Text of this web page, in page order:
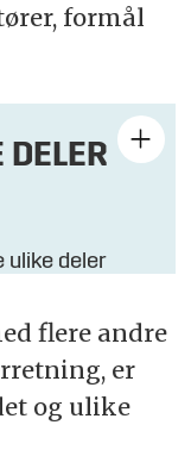
formål
DELER
ulike deler
flere andre
er
og ulike